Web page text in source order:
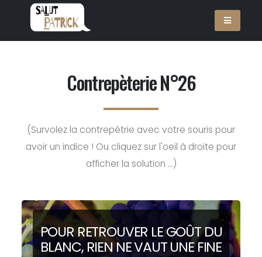
Contrepèterie N°26
(Survolez la contrepétrie avec votre souris pour
avoir un indice ! Ou cliquez sur l'oeil à droite pour
afficher la solution ...)
POUR RETROUVER LEGOÛT DU
BLANC, RIEN NE VAUT UNEFINE